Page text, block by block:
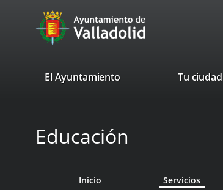
Portal
Web
Ayuntamiento
Valladolid
valladolid.es
El Ayuntamiento Tu ciudad
Educación
Inicio Servicios